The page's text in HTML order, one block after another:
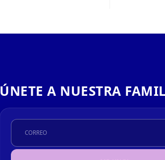
ÚNETE A NUESTRA